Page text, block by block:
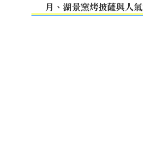
月、湖景窯烤披薩與人